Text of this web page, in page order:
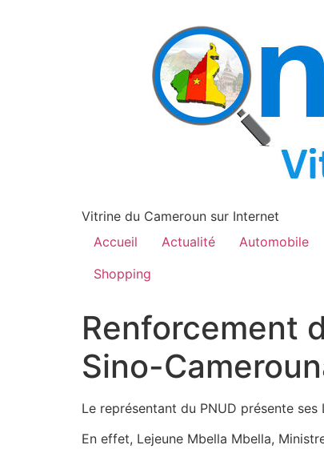
Vitrine du Cameroun sur Internet
Accueil
Actualité Automobile
Shopping
Renforcement
Sino-
Le représentant du PNUD présente
En effet, Lejeune Mbella Mbella,